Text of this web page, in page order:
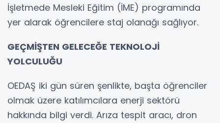
İşletmede Mesleki Eğitim (İME) programında
yer alarak öğrencilere staj olanağı sağlıyor.
GEÇMİŞTEN GELECEĞE TEKNOLOJİ
YOLCULUĞU
OEDAŞ iki gün süren şenlikte, başta öğrenciler
olmak üzere katılımcılara enerji sektörü
hakkında bilgi verdi. Arıza tespit aracı, dron